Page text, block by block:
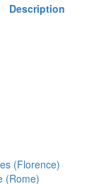
Description
(Florence)
(Rome)